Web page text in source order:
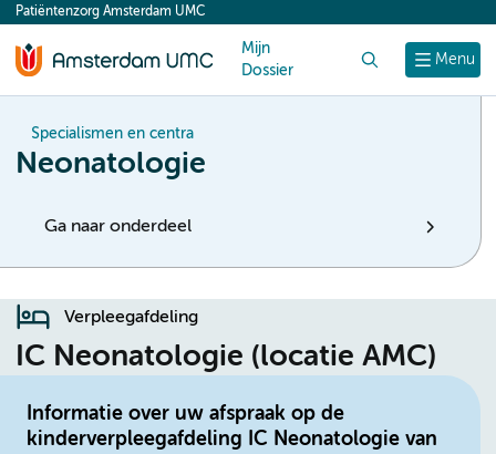
content
Menu
Patiëntenzorg Amsterdam UMC
Mijn
Dossier
Specialismen en centra
Neonatologie
Ga naar onderdeel
Verpleegafdeling
IC Neonatologie (locatie AMC)
Informatie over uw afspraak op de
kinderverpleegafdeling IC Neonatologie van